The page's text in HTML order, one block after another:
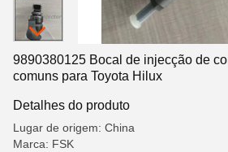
9890380125 Bocal de injecção de
comuns para Toyota Hilux
Detalhes do produto
Lugar de origem: China
Marca: FSK